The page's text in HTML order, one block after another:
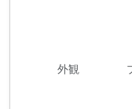
外観